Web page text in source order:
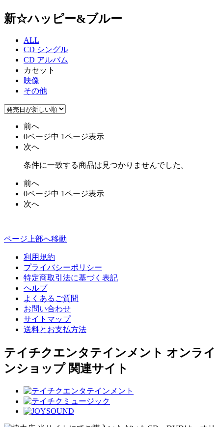
新☆ハッピー&ブルー
ALL
CD シングル
CD アルバム
カセット
映像
その他
前へ
0ページ中 1ページ表示
次へ
条件に一致する商品は見つかりませんでした。
前へ
0ページ中 1ページ表示
次へ
ページ上部へ移動
利用規約
プライバシーポリシー
特定商取引法に基づく表記
ヘルプ
よくあるご質問
お問い合わせ
サイトマップ
送料とお支払方法
テイチクエンタテインメント オンライ
ンショップ 関連サイト